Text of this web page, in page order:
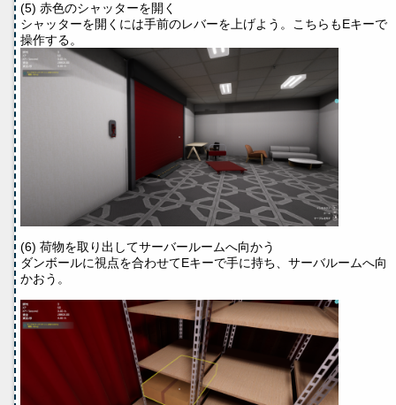
(5) 赤色のシャッターを開く
シャッターを開くには手前のレバーを上げよう。こちらもEキーで
操作する。
(6) 荷物を取り出してサーバールームへ向かう
ダンボールに視点を合わせてEキーで手に持ち、サーバルームへ向
かおう。